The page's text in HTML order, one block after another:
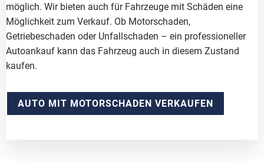
möglich. Wir bieten auch für Fahrzeuge mit Schäden eine
Möglichkeit zum Verkauf. Ob Motorschaden,
Getriebeschaden oder Unfallschaden – ein professioneller
Autoankauf kann das Fahrzeug auch in diesem Zustand
kaufen.
AUTO MIT MOTORSCHADEN VERKAUFEN